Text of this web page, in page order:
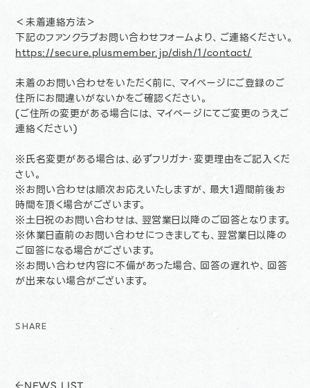
＜未着連絡方法＞
下記のファンクラブお問い合わせフォームより、ご連絡ください。
https://secure.plusmember.jp/dish/1/contact/
未着のお問い合わせをいただく前に、マイページにご登録のご
住所にお間違いがないかをご確認ください。
(ご住所の変更がある場合には、マイページにてご変更のうえご
連絡ください)
※氏名変更がある場合は、必ずフリガナ・変更理由をご記入くだ
さい。
※お問い合わせは順次お応えいたしますが、最大1週間前後お
時間を頂く場合がございます。
※土日祝のお問い合わせは、翌営業日以降のご回答となります。
※休業日直前のお問い合わせにつきましても、翌営業日以降の
ご回答になる場合がございます。
※お問い合わせ内容に不備があった場合、回答の遅れや、回答
が出来ない場合がございます。
SHARE